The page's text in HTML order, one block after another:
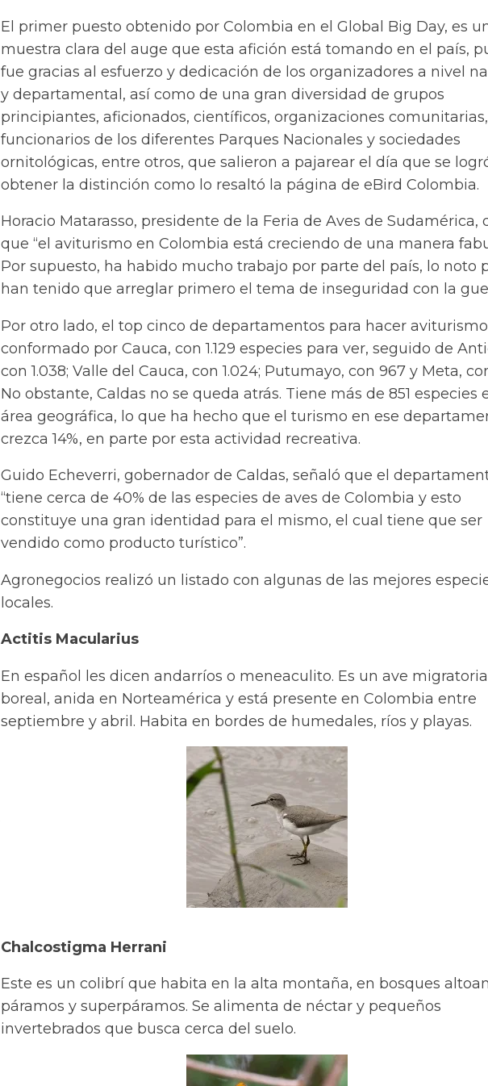
El primer puesto obtenido por Colombia en el Global Big Day, es
muestra clara del auge que esta afición está tomando en el país,
fue gracias al esfuerzo y dedicación de los organizadores a nivel
y departamental, así como de una gran diversidad de grupos
principiantes, aficionados, científicos, organizaciones comunitarias,
funcionarios de los diferentes Parques Nacionales y sociedades
ornitológicas, entre otros, que salieron a pajarear el día que se
obtener la distinción como lo resaltó la página de eBird Colombia.
Horacio Matarasso, presidente de la Feria de Aves de Sudamérica,
que “el aviturismo en Colombia está creciendo de una manera
Por supuesto, ha habido mucho trabajo por parte del país, lo noto
han tenido que arreglar primero el tema de inseguridad con la
Por otro lado, el top cinco de departamentos para hacer
conformado por Cauca, con 1.129 especies para ver, seguido de
con 1.038; Valle del Cauca, con 1.024; Putumayo, con 967 y Meta,
No obstante, Caldas no se queda atrás. Tiene más de 851 especies
área geográfica, lo que ha hecho que el turismo en ese
crezca 14%, en parte por esta actividad recreativa.
Guido Echeverri, gobernador de Caldas, señaló que el
“tiene cerca de 40% de las especies de aves de Colombia y esto
constituye una gran identidad para el mismo, el cual tiene que ser
vendido como producto turístico”.
Agronegocios realizó un listado con algunas de las mejores
locales.
Actitis Macularius
En español les dicen andarríos o meneaculito. Es un ave migratoria
boreal, anida en Norteamérica y está presente en Colombia entre
septiembre y abril. Habita en bordes de humedales, ríos y playas.
Chalcostigma Herrani
Este es un colibrí que habita en la alta montaña, en bosques
páramos y superpáramos. Se alimenta de néctar y pequeños
invertebrados que busca cerca del suelo.